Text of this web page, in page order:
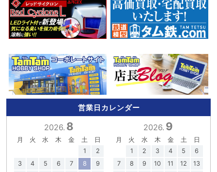
営業日カレンダー
2026. 8
月 火 水 木 金 土
日
1
2
3
4 5 6 7 8
9
2026. 9
月 火 水 木 金 土
日
1
2 3 4 5
6
7
8 9 10 11 12
13